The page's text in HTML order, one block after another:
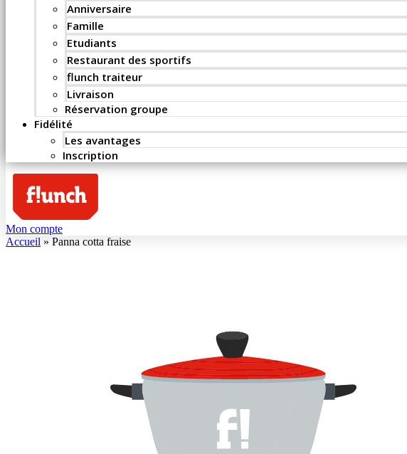
Anniversaire
Famille
Etudiants
Restaurant des sportifs
flunch traiteur
Livraison
Réservation groupe
Fidélité
Les avantages
Inscription
Mon compte
Accueil » Panna cotta fraise